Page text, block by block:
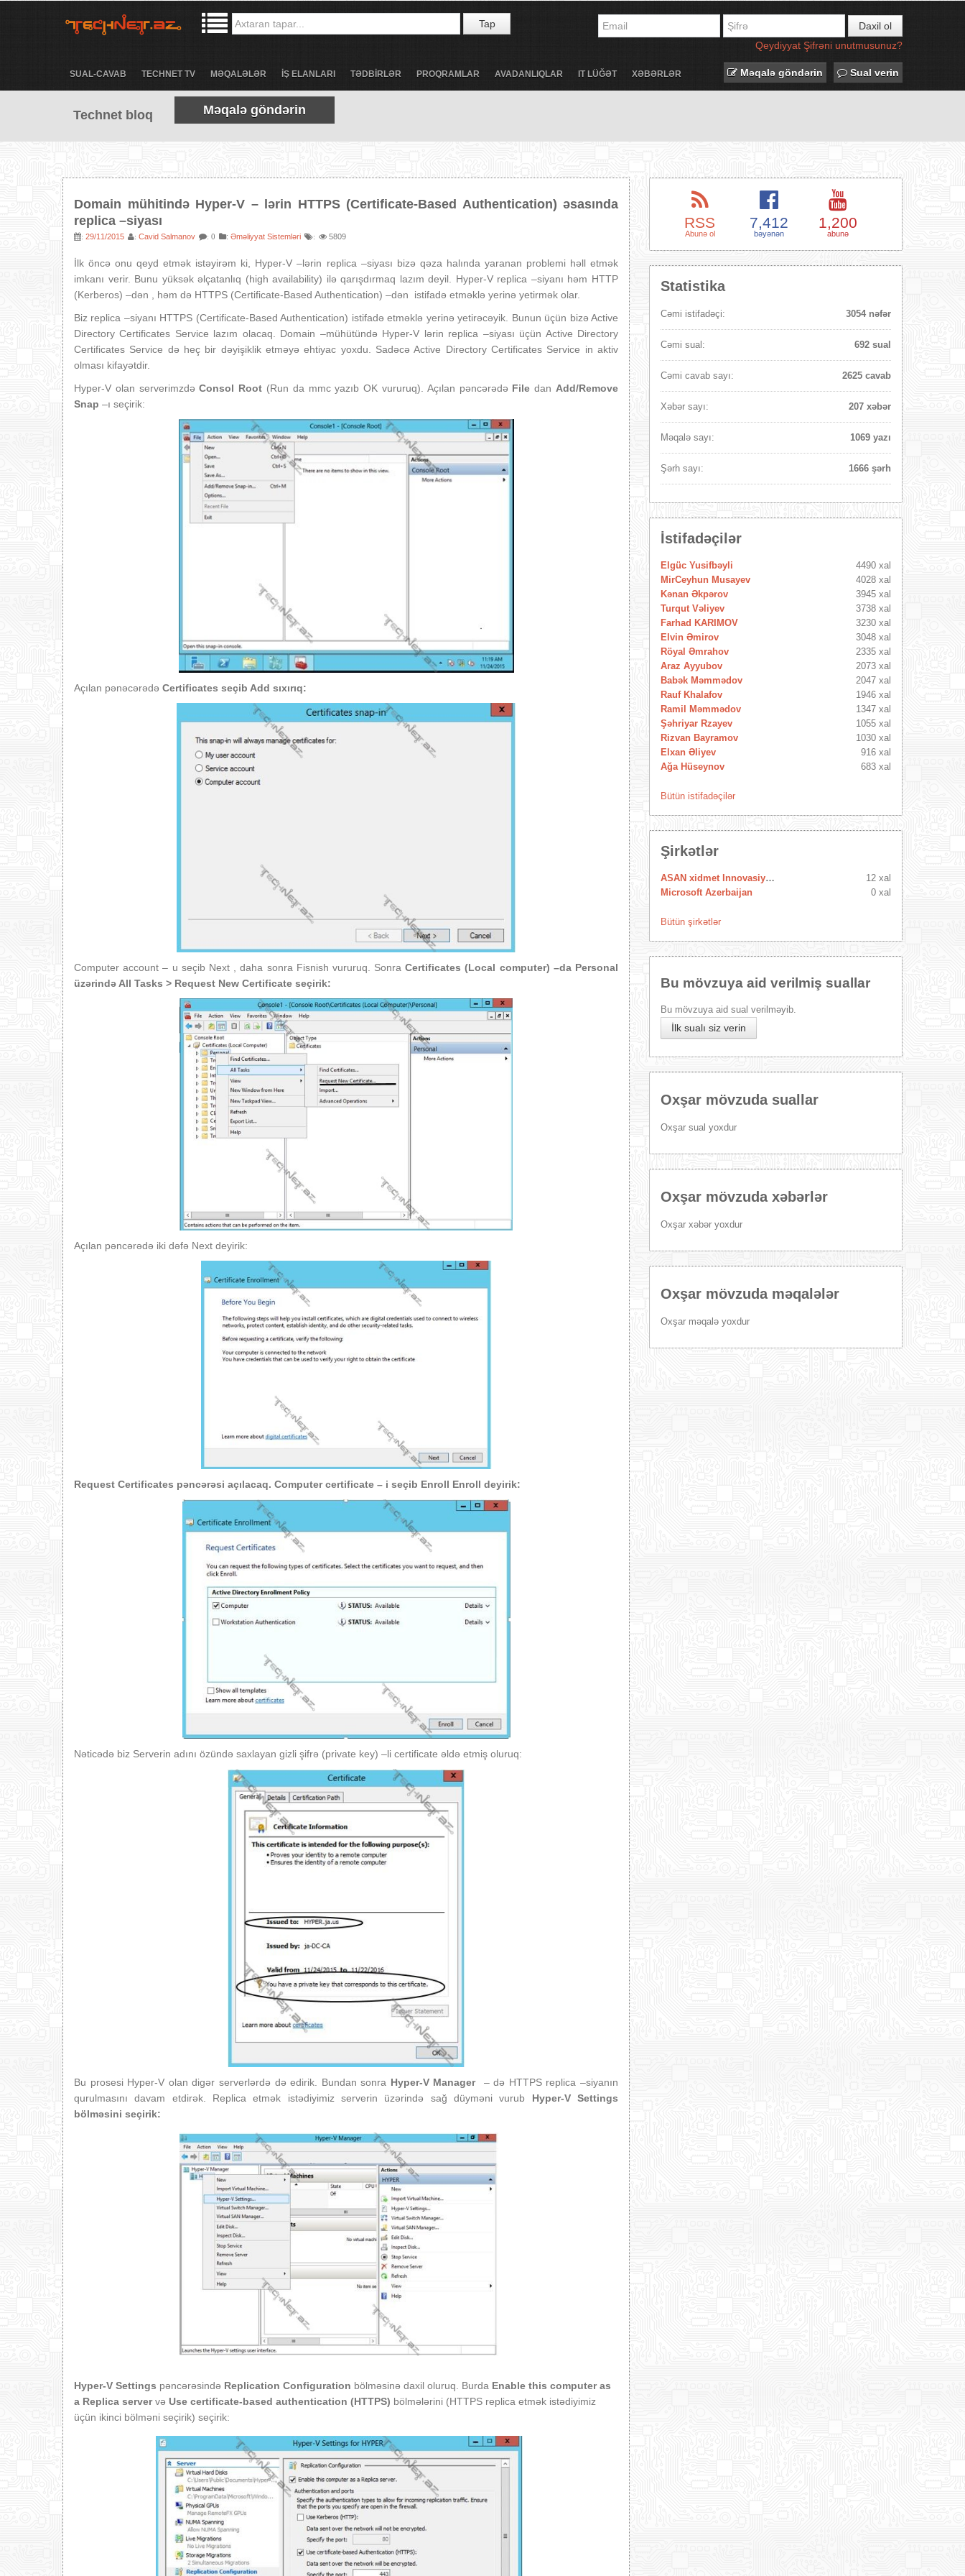
Tap
Daxil ol
Qeydiyyat Şifrəni unutmusunuz?
SUAL-CAVAB TECHNET TV MƏQALƏLƏR İŞ ELANLARI TƏDBİRLƏR PROQRAMLAR AVADANLIQLAR IT LÜĞƏT XƏBƏRLƏR Məqalə göndərin Sual verin
Technet bloq Məqalə göndərin
Domain mühitində Hyper-V – lərin HTTPS (Certificate-Based Authentication) əsasında
replica –siyası
: 29/11/2015 : Cavid Salmanov : 0 : Əməliyyat Sistemləri : 5809
İlk öncə onu qeyd etmək istəyirəm ki, Hyper-V –lərin replica –siyası bizə qəza halında yaranan problemi həll etmək
imkanı verir. Bunu yüksək əlçatanlıq (high availability) ilə qarışdırmaq lazım deyil. Hyper-V replica –siyanı həm HTTP
(Kerberos) –dən , həm də HTTPS (Certificate-Based Authentication) –dən istifadə etməklə yerinə yetirmək olar.
Biz replica –siyanı HTTPS (Certificate-Based Authentication) istifadə etməklə yerinə yetirəcəyik. Bunun üçün bizə Active
Directory Certificates Service lazım olacaq. Domain –mühütündə Hyper-V lərin replica –siyası üçün Active Directory
Certificates Service də heç bir dəyişiklik etməyə ehtiyac yoxdu. Sadəcə Active Directory Certificates Service in aktiv
olması kifayətdir.
Hyper-V olan serverimzdəConsol Root (Run da mmc yazıb OK vururuq). Açılan pəncərədə Filedan Add/Remove
Snap –ı seçirik:
Açılan pənəcərədə Certificates seçib Add sıxırıq:
Computer account – u seçib Next , daha sonra Fisnish vururuq. SonraCertificates (Local computer) –da Personal
üzərində All Tasks > Request New Certificate seçirik:
Açılan pəncərədə iki dəfə Next deyirik:
Request Certificates pəncərəsi açılacaq. Computercertificate – i seçib Enroll Enroll deyirik:
Nəticədə biz Serverin adını özündə saxlayan gizli şifrə (private key) –li certificate əldə etmiş oluruq:
Bu prosesi Hyper-V olan digər serverlərdə də edirik. Bundan sonra Hyper-V Manager– də HTTPS replica –siyanın
qurulmasını davam etdirək. Replica etmək istədiyimiz serverin üzərində sağ düyməni vurub Hyper-V Settings
bölməsini seçirik:
Hyper-V Settings pəncərəsində Replication Configuration bölməsinə daxil oluruq. Burda Enable this computer as
a Replica servervə Use certificate-based authentication (HTTPS) bölmələrini (HTTPS replica etmək istədiyimiz
üçün ikinci bölməni seçirik) seçirik:
RSS
Abunə ol
7,412
bəyənən
1,200
abunə
Statistika
Cəmi istifadəçi: 3054 nəfər
Cəmi sual: 692 sual
Cəmi cavab sayı: 2625 cavab
Xəbər sayı: 207 xəbər
Məqalə sayı: 1069 yazı
Şərh sayı: 1666 şərh
İstifadəçilər
Elgüc Yusifbəyli
4490 xal
MirCeyhun Musayev
4028 xal
Kənan Əkpərov
3945 xal
Turqut Vəliyev
3738 xal
Farhad KARIMOV
3230 xal
Elvin Əmirov
3048 xal
Röyal Əmrahov
2335 xal
Araz Ayyubov
2073 xal
Babək Məmmədov
2047 xal
Rauf Khalafov
1946 xal
Ramil Məmmədov
1347 xal
Şəhriyar Rzayev
1055 xal
Rizvan Bayramov
1030 xal
Elxan Əliyev
916 xal
Ağa Hüseynov
683 xal
Bütün istifadəçilər
Şirkətlər
ASAN xidmet Innovasiya Mərkəzi
12 xal
Microsoft Azerbaijan
0 xal
Bütün şirkətlər
Bu mövzuya aid verilmiş suallar
Bu mövzuya aid sual verilməyib.
İlk sualı siz verin
Oxşar mövzuda suallar
Oxşar sual yoxdur
Oxşar mövzuda xəbərlər
Oxşar xəbər yoxdur
Oxşar mövzuda məqalələr
Oxşar məqalə yoxdur